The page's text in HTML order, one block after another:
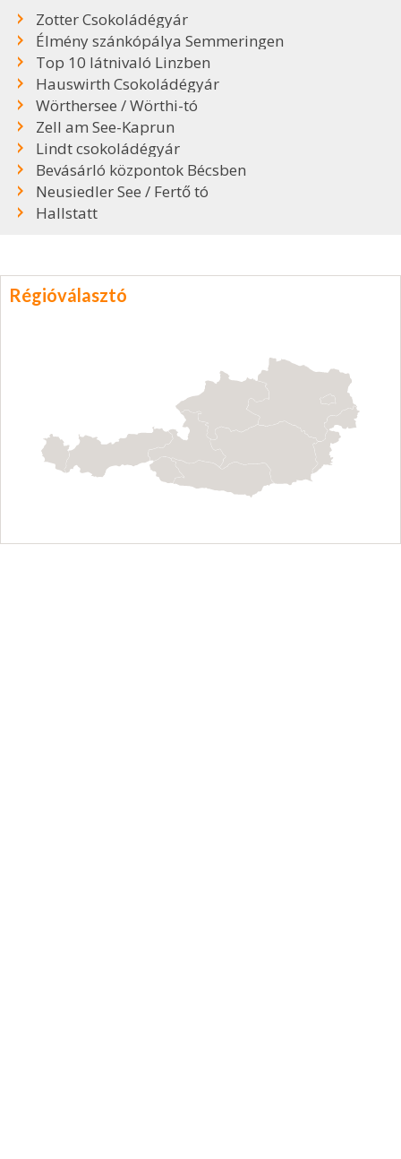
Zotter Csokoládégyár
Élmény szánkópálya Semmeringen
Top 10 látnivaló Linzben
Hauswirth Csokoládégyár
Wörthersee / Wörthi-tó
Zell am See-Kaprun
Lindt csokoládégyár
Bevásárló központok Bécsben
Neusiedler See / Fertő tó
Hallstatt
Régióválasztó